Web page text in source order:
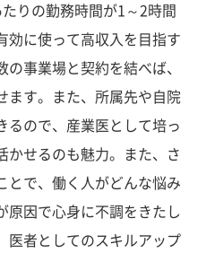
りの勤務時間が1～2時間
効に使って高収入を目指す
事業場と契約を結べば、
ます。また、所属先や自院
るので、産業医として培っ
かせるのも魅力。また、さ
とで、働く人がどんな悩み
原因で心身に不調をきたし
医者としてのスキルアップ